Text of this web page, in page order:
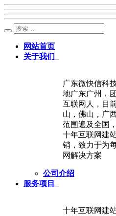
网站首页
关于我们
广东微快信科
地广东广州，
互联网人，目
山，佛山，广
范围遍及全国
十年互联网建
销，致力于为
网解决方案
公司介绍
服务项目
十年互联网建